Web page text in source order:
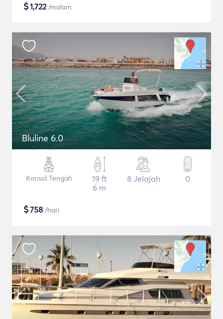
$1,722/malam
Bluline 6.0
Konsol Tengah
19 ft
6 m
8 Jelajah 0
$758 /hari